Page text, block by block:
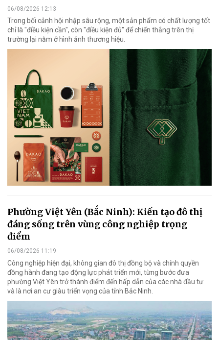
06/08/2026 12:13
Trong bối cảnh hội nhập sâu rộng, một sản phẩm có chất lượng tốt
chỉ là "điều kiện cần", còn "điều kiện đủ" để chiến thắng trên thị
trường lại nằm ở hình ảnh thương hiệu.
Phường Việt Yên (Bắc Ninh): Kiến tạo đô thị
đáng sống trên vùng công nghiệp trọng
điểm
06/08/2026 11:19
Công nghiệp hiện đại, không gian đô thị đồng bộ và chính quyền
đồng hành đang tạo động lực phát triển mới, từng bước đưa
phường Việt Yên trở thành điểm đến hấp dẫn của các nhà đầu tư
và là nơi an cư giàu triển vọng của tỉnh Bắc Ninh.